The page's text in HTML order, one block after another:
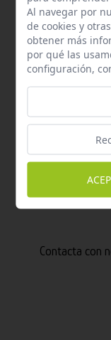
Contacta con
Al navegar por
de cookies y
obtener más
por qué las
configuración,